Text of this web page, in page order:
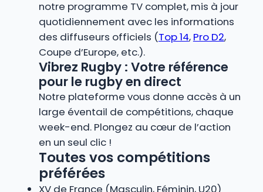
notre programme TV complet, mis à jour
quotidiennement avec les informations
des diffuseurs officiels (Top 14, Pro D2,
Coupe d’Europe, etc.).
Vibrez Rugby : Votre référence
pour le rugby en direct
Notre plateforme vous donne accès à un
large éventail de compétitions, chaque
week-end. Plongez au cœur de l’action
en un seul clic !
Toutes vos compétitions
préférées
XV de France (Masculin, Féminin, U20)